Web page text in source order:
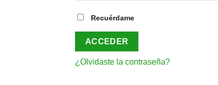
Recuérdame
ACCEDER
¿Olvidaste la contraseña?